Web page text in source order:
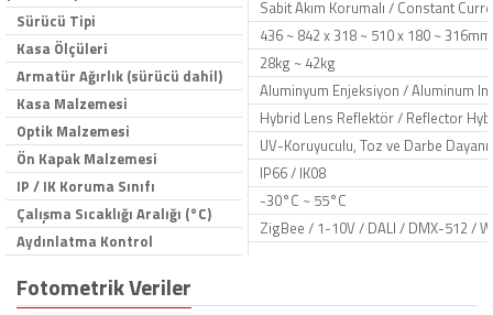
Sürücü Tipi
Kasa Ölçüleri
Armatür Ağırlık (sürücü dahil)
Kasa Malzemesi
Optik Malzemesi
Ön Kapak Malzemesi
IP / IK Koruma Sınıfı
Çalışma Sıcaklığı Aralığı (°C)
Aydınlatma Kontrol
Sabit Akım Korumalı / Constant
436 ~ 842 x 318 ~ 510 x 180 ~ 316mm
28kg ~ 42kg
Aluminyum Enjeksiyon / Aluminum
Hybrid Lens Reflektör / Reflector
UV-Koruyuculu, Toz ve Darbe
IP66 / IK08
-30°C ~ 55°C
ZigBee / 1-10V / DALI / DMX-512 /
Fotometrik Veriler